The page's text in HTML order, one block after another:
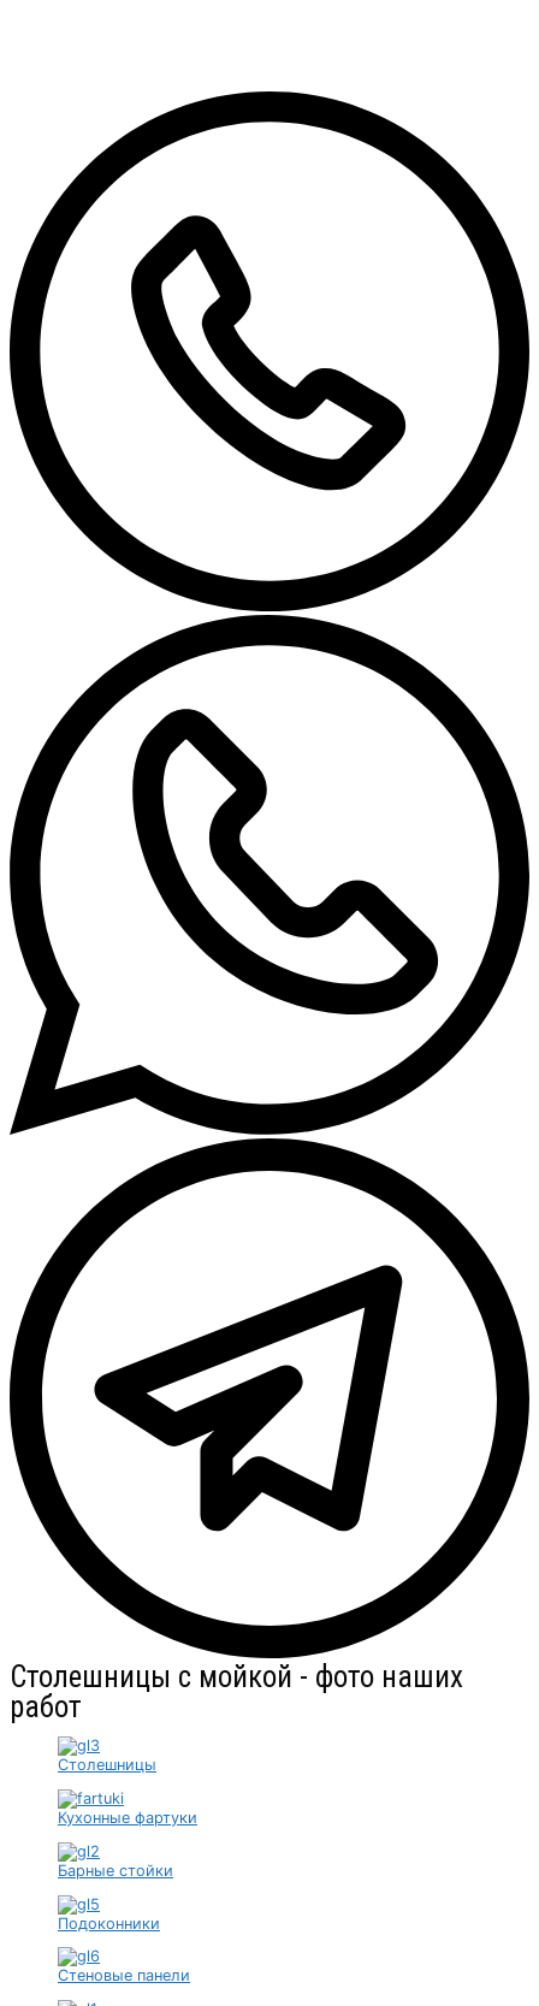
Столешницы с мойкой - фото наших
работ
Столешницы
Кухонные фартуки
Барные стойки
Подоконники
Стеновые панели